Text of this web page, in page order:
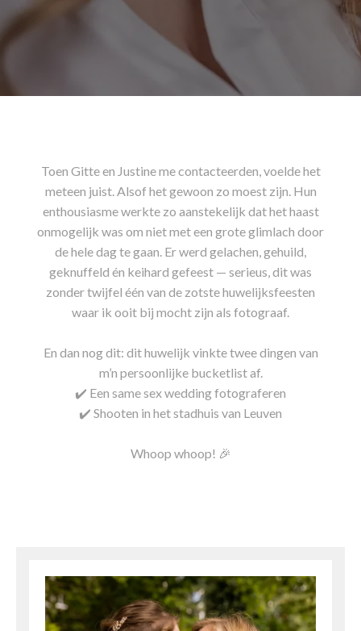
Toen Gitte en Justine me contacteerden, voelde het
meteen juist. Alsof het gewoon zo moest zijn. Hun
enthousiasme werkte zo aanstekelijk dat het haast
onmogelijk was om niet met een grote glimlach door
de hele dag te gaan. Er werd gelachen, gehuild,
geknuffeld én keihard gefeest — serieus, dit was
zonder twijfel één van de zotste huwelijksfeesten
waar ik ooit bij mocht zijn als fotograaf.
En dan nog dit: dit huwelijk vinkte twee dingen van
m’n persoonlijke bucketlist af.
✔️ Een same sex wedding fotograferen
✔️ Shooten in het stadhuis van Leuven
Whoop whoop! 🎉